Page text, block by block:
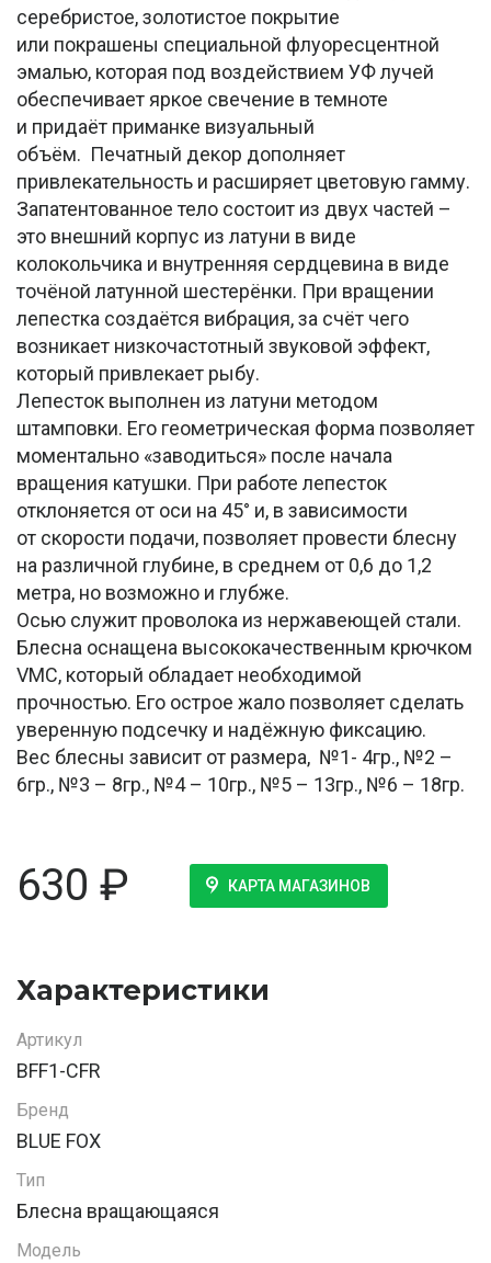
серебристое, золотистое покрытие
или покрашены специальной флуоресцентной
эмалью, которая под воздействием УФ лучей
обеспечивает яркое свечение в темноте
и придаёт приманке визуальный
объём. Печатный декор дополняет
привлекательность и расширяет цветовую гамму.
Запатентованное тело состоит из двух частей –
это внешний корпус из латуни в виде
колокольчика и внутренняя сердцевина в виде
точёной латунной шестерёнки. При вращении
лепестка создаётся вибрация, за счёт чего
возникает низкочастотный звуковой эффект,
который привлекает рыбу.
Лепесток выполнен из латуни методом
штамповки. Его геометрическая форма позволяет
моментально «заводиться» после начала
вращения катушки. При работе лепесток
отклоняется от оси на 45° и, в зависимости
от скорости подачи, позволяет провести блесну
на различной глубине, в среднем от 0,6 до 1,2
метра, но возможно и глубже.
Осью служит проволока из нержавеющей стали.
Блесна оснащена высококачественным крючком
VMC, который обладает необходимой
прочностью. Его острое жало позволяет сделать
уверенную подсечку и надёжную фиксацию.
Вес блесны зависит от размера, №1- 4гр., №2 –
6гр., №3 – 8гр., №4 – 10гр., №5 – 13гр., №6 – 18гр.
630 ₽ КАРТА МАГАЗИНОВ
Характеристики
Артикул
BFF1-CFR
Бренд
BLUE FOX
Тип
Блесна вращающаяся
Модель